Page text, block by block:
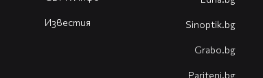
Известия Sinoptik.bg
Grabo.bg
Pariteni.bg